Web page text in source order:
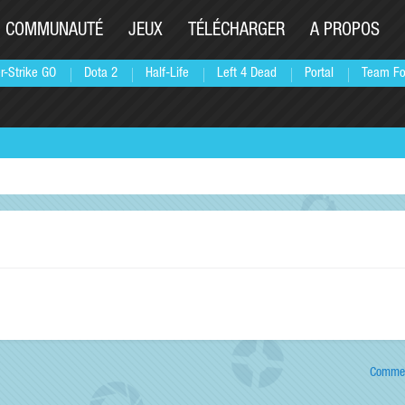
Strike GO Dota 2 Half-Life Left 4 Dead Portal Team
COMMUNAUTÉ JEUX TÉLÉCHARGER A PROPOS